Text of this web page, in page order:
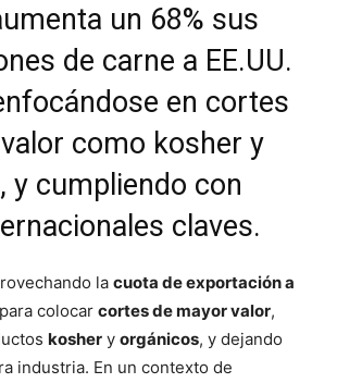
un 68% sus
de carne a EE.UU.
en cortes
como kosher y
y cumpliendo con
claves.
la cuota de exportación a
para colocar cortes de mayor valor,
kosher y orgánicos, y dejando
industria. En un contexto de